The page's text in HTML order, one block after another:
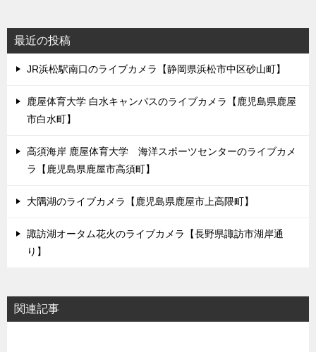
最近の投稿
JR浜松駅南口のライブカメラ【静岡県浜松市中区砂山町】
鹿屋体育大学 白水キャンパスのライブカメラ【鹿児島県鹿屋
市白水町】
高須海岸 鹿屋体育大学 海洋スポーツセンターのライブカメ
ラ【鹿児島県鹿屋市高須町】
大隅湖のライブカメラ【鹿児島県鹿屋市上高隈町】
諏訪湖オータム花火のライブカメラ【長野県諏訪市湖岸通
り】
関連記事